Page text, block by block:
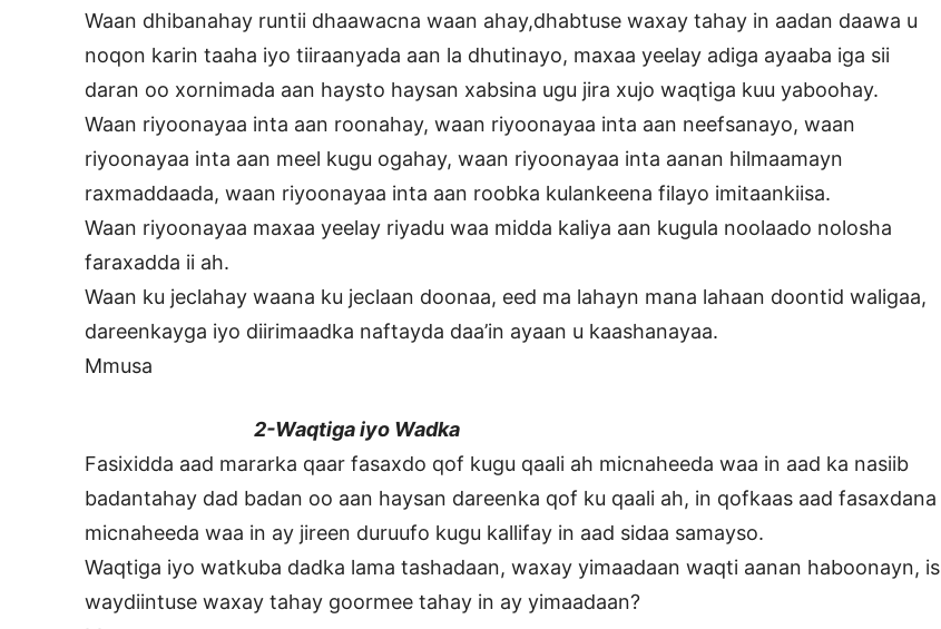
Waan dhibanahay runtii dhaawacna waan ahay,dhabtuse waxay tahay in aadan daawa u
noqon karin taaha iyo tiiraanyada aan la dhutinayo, maxaa yeelay adiga ayaaba iga sii
daran oo xornimada aan haysto haysan xabsina ugu jira xujo waqtiga kuu yaboohay.
Waan riyoonayaa inta aan roonahay, waan riyoonayaa inta aan neefsanayo, waan
riyoonayaa inta aan meel kugu ogahay, waan riyoonayaa inta aanan hilmaamayn
raxmaddaada, waan riyoonayaa inta aan roobka kulankeena filayo imitaankiisa.
Waan riyoonayaa maxaa yeelay riyadu waa midda kaliya aan kugula noolaado nolosha
faraxadda ii ah.
Waan ku jeclahay waana ku jeclaan doonaa, eed ma lahayn mana lahaan doontid waligaa,
dareenkayga iyo diirimaadka naftayda daa’in ayaan u kaashanayaa.
Mmusa
2-Waqtiga iyo Wadka
Fasixidda aad mararka qaar fasaxdo qof kugu qaali ah micnaheeda waa in aad ka nasiib
badantahay dad badan oo aan haysan dareenka qof ku qaali ah, in qofkaas aad fasaxdana
micnaheeda waa in ay jireen duruufo kugu kallifay in aad sidaa samayso.
Waqtiga iyo watkuba dadka lama tashadaan, waxay yimaadaan waqti aanan haboonayn, is
waydiintuse waxay tahay goormee tahay in ay yimaadaan?